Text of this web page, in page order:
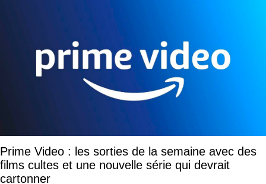
Prime Video : les sorties de la semaine avec des
films cultes et une nouvelle série qui devrait
cartonner